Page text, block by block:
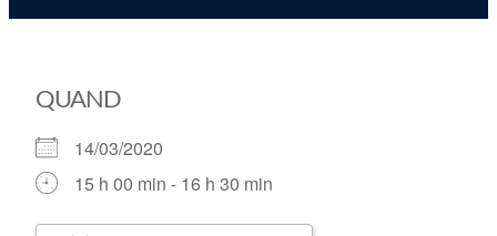
QUAND
14/03/2020
15 h 00 min - 16 h 30 min